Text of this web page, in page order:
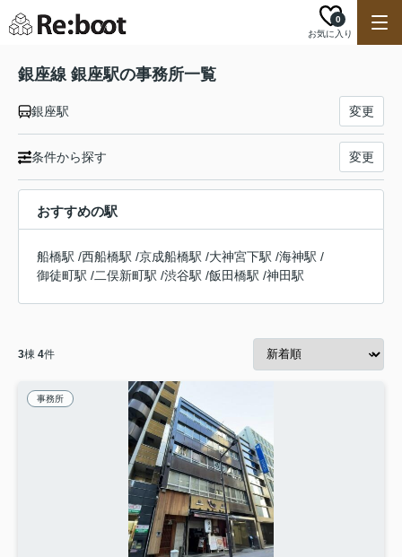
お気に入り
0
銀座線 銀座駅の事務所一覧
銀座駅 変更
条件から探す 変更
おすすめの駅
船橋駅 /西船橋駅 /京成船橋駅 /大神宮下駅 /海神駅 /
御徒町駅 /二俣新町駅 /渋谷駅 /飯田橋駅 /神田駅
3棟 4件
事務所